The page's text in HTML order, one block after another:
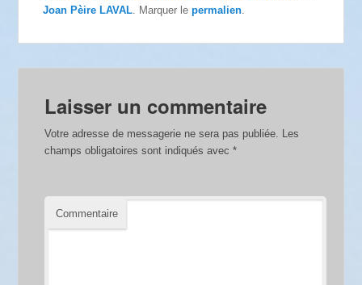
Joan Pèire LAVAL . Marquer lepermalien
Laisser un commentaire
Votre adresse de messagerie ne sera pas publiée. Les
champs obligatoires sont indiqués avec*
Commentaire